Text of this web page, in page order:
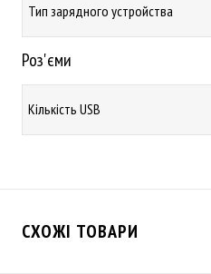
Тип зарядного устройства
Роз'єми
Кількість USB
СХОЖІ ТОВАРИ